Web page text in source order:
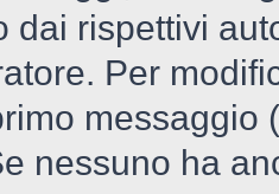
dai rispettivi
Per
messaggio
nessuno ha